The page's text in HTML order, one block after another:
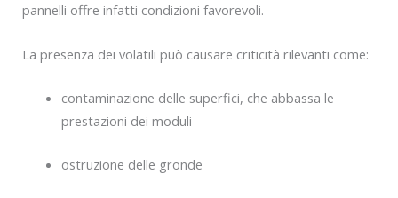
pannelli offre infatti condizioni favorevoli.
La presenza dei volatili può causare criticità rilevanti come:
contaminazione delle superfici, che abbassa le
prestazioni dei moduli
ostruzione delle gronde